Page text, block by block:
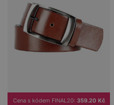
Cena s kódem FINAL20: 359.20 Kč